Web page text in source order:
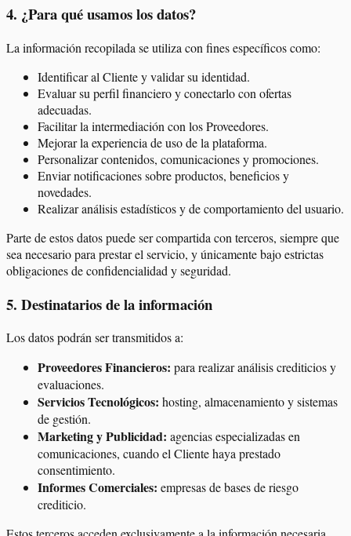
4. ¿Para qué usamos los datos?
La información recopilada se utiliza con fines específicos como:
Identificar al Cliente y validar su identidad.
Evaluar su perfil financiero y conectarlo con ofertas
adecuadas.
Facilitar la intermediación con los Proveedores.
Mejorar la experiencia de uso de la plataforma.
Personalizar contenidos, comunicaciones y promociones.
Enviar notificaciones sobre productos, beneficios y
novedades.
Realizar análisis estadísticos y de comportamiento del usuario.
Parte de estos datos puede ser compartida con terceros, siempre que
sea necesario para prestar el servicio, y únicamente bajo estrictas
obligaciones de confidencialidad y seguridad.
5. Destinatarios de la información
Los datos podrán ser transmitidos a:
Proveedores Financieros: para realizar análisis crediticios y
evaluaciones.
Servicios Tecnológicos: hosting, almacenamiento y sistemas
de gestión.
Marketing y Publicidad: agencias especializadas en
comunicaciones, cuando el Cliente haya prestado
consentimiento.
Informes Comerciales: empresas de bases de riesgo
crediticio.